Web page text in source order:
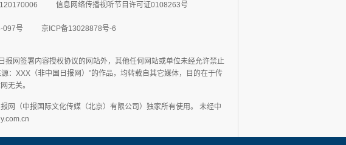
信息网络传播视听节目许可证0108263号
097号 京ICP备13028878号-6
报网签署内容授权协议的网站外，其他任何网站或单位未经允许禁止
：XXX（非中国日报网）”的作品，均转载自其它媒体，目的在于传
无关。
网（中报国际文化传媒（北京）有限公司）独家所有使用。 未经中